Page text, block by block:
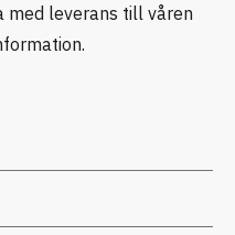
leverans till våren